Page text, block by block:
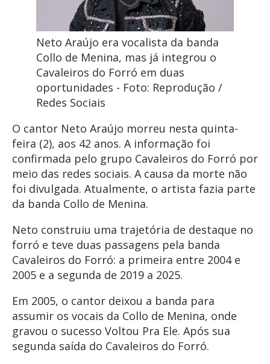
Neto Araújo era vocalista da banda
Collo de Menina, mas já integrou o
Cavaleiros do Forró em duas
oportunidades - Foto: Reprodução /
Redes Sociais
O cantor Neto Araújo morreu nesta quinta-
feira (2), aos 42 anos. A informação foi
confirmada pelo grupo Cavaleiros do Forró por
meio das redes sociais. A causa da morte não
foi divulgada. Atualmente, o artista fazia parte
da banda Collo de Menina.
Neto construiu uma trajetória de destaque no
forró e teve duas passagens pela banda
Cavaleiros do Forró: a primeira entre 2004 e
2005 e a segunda de 2019 a 2025.
Em 2005, o cantor deixou a banda para
assumir os vocais da Collo de Menina, onde
gravou o sucesso Voltou Pra Ele. Após sua
segunda saída do Cavaleiros do Forró.